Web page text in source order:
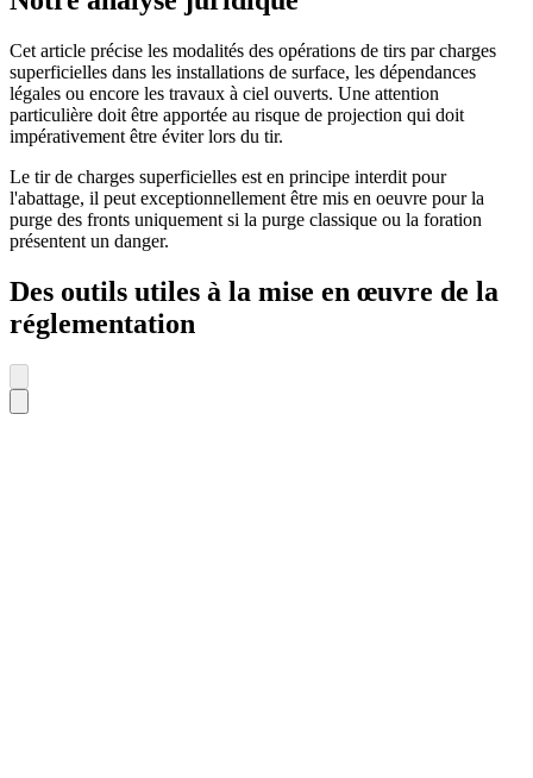
Cet article précise les modalités des opérations de tirs par charges
superficielles dans les installations de surface, les dépendances
légales ou encore les travaux à ciel ouverts. Une attention
particulière doit être apportée au risque de projection qui doit
impérativement être éviter lors du tir.
Le tir de charges superficielles est en principe interdit pour
l'abattage, il peut exceptionnellement être mis en oeuvre pour la
purge des fronts uniquement si la purge classique ou la foration
présentent un danger.
Des outils utiles à la mise en œuvre de la
réglementation